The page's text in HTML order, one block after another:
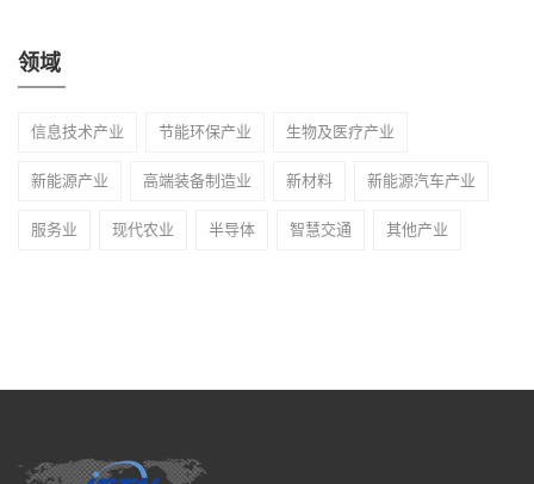
领域
信息技术产业 节能环保产业 生物及医疗产业
新能源产业 高端装备制造业 新材料 新能源汽车产业
服务业 现代农业 半导体 智慧交通 其他产业